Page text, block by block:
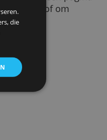
uw veilig zoeken
bezoekers we
te
verkeer te analyseren.
analysepartners, die
of die zij hebben